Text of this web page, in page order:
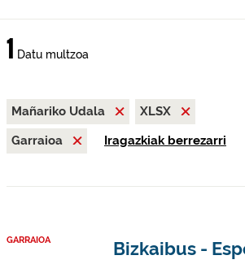
1 Datu multzoa
Mañariko Udala
XLSX
Garraioa
Iragazkiak berrezarri
GARRAIOA Bizkaibus -